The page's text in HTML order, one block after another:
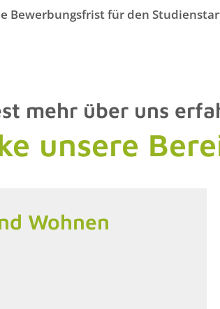
Bewerbungsfrist für den
mehr über uns
unsere
Wohnen